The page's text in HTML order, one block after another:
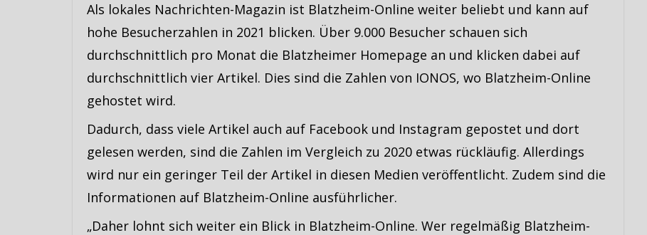
Als lokales Nachrichten-Magazin ist Blatzheim-Online weiter beliebt und kann auf
hohe Besucherzahlen in 2021 blicken. Über 9.000 Besucher schauen sich
durchschnittlich pro Monat die Blatzheimer Homepage an und klicken dabei auf
durchschnittlich vier Artikel. Dies sind die Zahlen von IONOS, wo Blatzheim-Online
gehostet wird.
Dadurch, dass viele Artikel auch auf Facebook und Instagram gepostet und dort
gelesen werden, sind die Zahlen im Vergleich zu 2020 etwas rückläufig. Allerdings
wird nur ein geringer Teil der Artikel in diesen Medien veröffentlicht. Zudem sind die
Informationen auf Blatzheim-Online ausführlicher.
„Daher lohnt sich weiter ein Blick in Blatzheim-Online. Wer regelmäßig Blatzheim-